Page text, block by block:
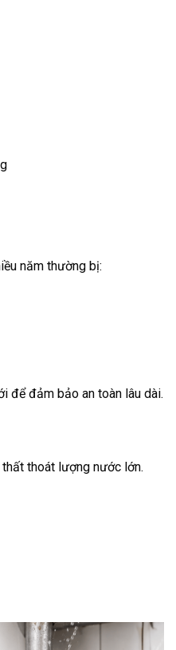
năm thường bị:
để đảm bảo an toàn lâu dài.
thoát lượng nước lớn.